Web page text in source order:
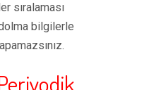
sıralaması
bilgilerle